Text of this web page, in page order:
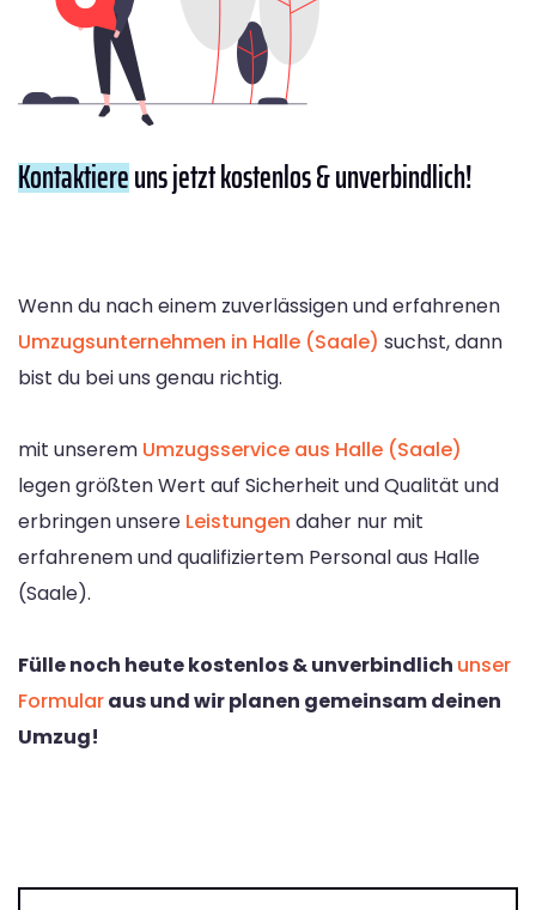
Kontaktiereuns jetzt kostenlos & unverbindlich!
Wenn du nach einem zuverlässigen und erfahrenen
Umzugsunternehmen in Halle (Saale) suchst, dann
bist du bei uns genau richtig.
mit unserem Umzugsservice aus Halle (Saale)
legen größten Wert auf Sicherheit und Qualität und
erbringen unsere Leistungen daher nur mit
erfahrenem und qualifiziertem Personal aus Halle
(Saale).
Fülle noch heute kostenlos & unverbindlich unser
Formularaus und wir planen gemeinsam deinen
Umzug!